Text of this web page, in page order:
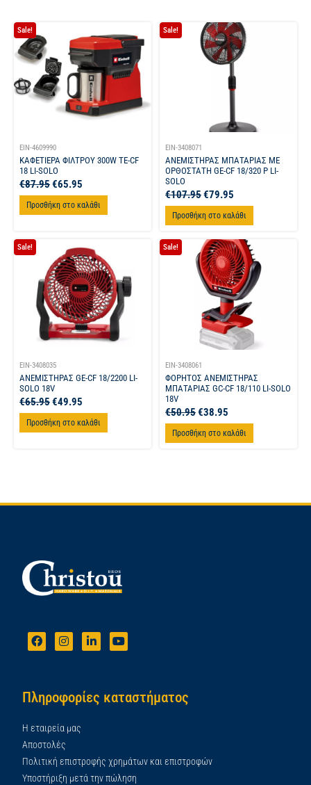
Sale!
EIN-4609990
ΚΑΦΕΤΙΕΡΑ ΦΙΛΤΡΟΥ 300W TE-CF
18 LI-SOLO
€87.95€65.95
Προσθήκη στο καλάθι
Sale!
EIN-3408071
ΑΝΕΜΙΣΤΗΡΑΣ ΜΠΑΤΑΡΙΑΣ ΜΕ
ΟΡΘΟΣΤΑΤΗ GE-CF 18/320 P LI-
SOLO
€107.95€79.95
Προσθήκη στο καλάθι
Sale!
EIN-3408035
ΑΝΕΜΙΣΤΗΡΑΣ GE-CF 18/2200 LI-
SOLO 18V
€65.95€49.95
Προσθήκη στο καλάθι
Sale!
EIN-3408061
ΦΟΡΗΤΟΣ ΑΝΕΜΙΣΤΗΡΑΣ
ΜΠΑΤΑΡΙΑΣ GC-CF 18/110 LI-SOLO
18V
€50.95€38.95
Προσθήκη στο καλάθι
Πληροφορίες καταστήματος
Η εταιρεία μας
Αποστολές
Πολιτική επιστροφής χρημάτων και επιστροφών
Υποστήριξη μετά την πώληση